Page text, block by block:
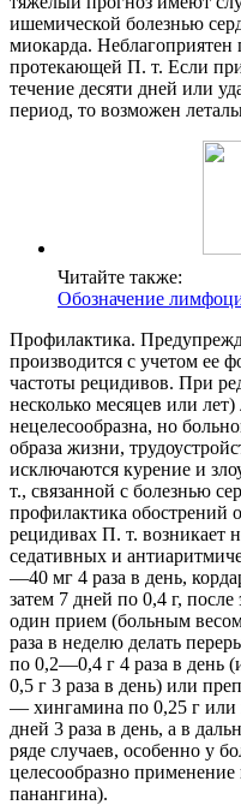
ишемической болезнью
миокарда. Неблагоприятен
протекающей П. т. Если
течение десяти дней или
период, то возможен
Читайте также:
Обозначение
Профилактика.
производится с учетом ее
частоты рецидивов. При
несколько месяцев или
нецелесообразна, но
образа жизни,
исключаются курение и
т., связанной с болезнью
профилактика обострений
рецидивах П. т. возникает
седативных и
—40 мг 4 раза в день,
затем 7 дней по 0,4 г,
один прием (больным
раза в неделю делать
по 0,2—0,4 г 4 раза в день
0,5 г 3 раза в день) или
— хингамина по 0,25 г или
дней 3 раза в день, а в
ряде случаев, особенно у
целесообразно применение
панангина).